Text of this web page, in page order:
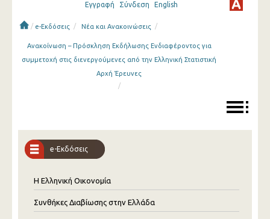
Εγγραφή Σύνδεση English
/ e-Εκδόσεις / Νέα και Ανακοινώσεις /
Ανακοίνωση – Πρόσκληση Εκδήλωσης Ενδιαφέροντος για
συμμετοχή στις διενεργούμενες από την Ελληνική Στατιστική
Αρχή Έρευνες
/
e-Εκδόσεις
Η Ελληνική Οικονομία
Συνθήκες Διαβίωσης στην Ελλάδα